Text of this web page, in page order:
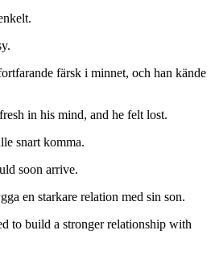
färsk i minnet, och han kände
in his mind, and he felt lost.
snart komma.
soon arrive.
en starkare relation med sin son.
to build a stronger relationship with